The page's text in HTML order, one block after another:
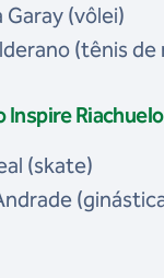
Garay (vôlei)
(tênis de
Riachuelo
(skate)